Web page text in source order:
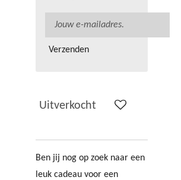
Verzenden
Uitverkocht
Ben jij nog op zoek naar een
leuk cadeau voor een